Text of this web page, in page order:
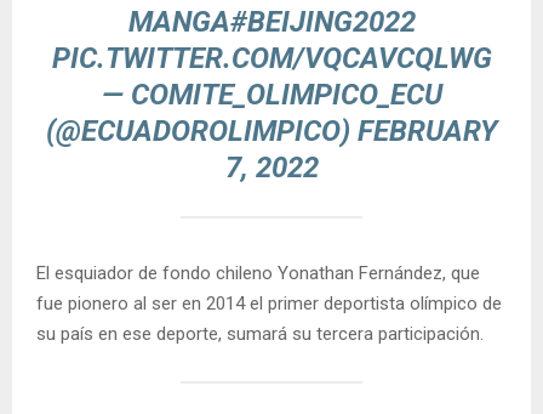
MANGA#BEIJING2022
PIC.TWITTER.COM/VQCAVCQLWG
— COMITE_OLIMPICO_ECU
(@ECUADOROLIMPICO) FEBRUARY
7, 2022
El esquiador de fondo chileno Yonathan Fernández, que
fue pionero al ser en 2014 el primer deportista olímpico de
su país en ese deporte, sumará su tercera participación.